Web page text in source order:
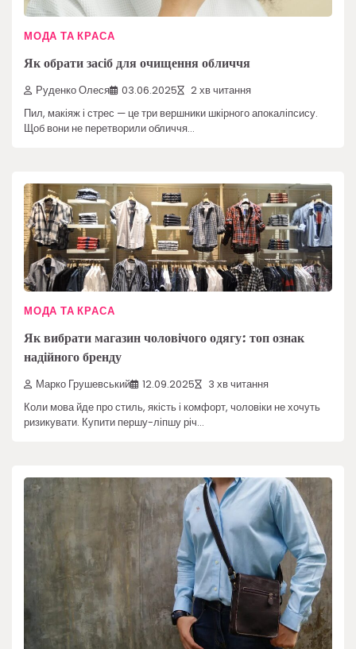
МОДА ТА КРАСА
Як обрати засіб для очищення обличчя
Руденко Олеся 03.06.2025 2 хв читання
Пил, макіяж і стрес — це три вершники шкірного апокаліпсису.
Щоб вони не перетворили обличчя…
МОДА ТА КРАСА
Як вибрати магазин чоловічого одягу: топ ознак
надійного бренду
Марко Грушевський 12.09.2025 3 хв читання
Коли мова йде про стиль, якість і комфорт, чоловіки не хочуть
ризикувати. Купити першу-ліпшу річ…